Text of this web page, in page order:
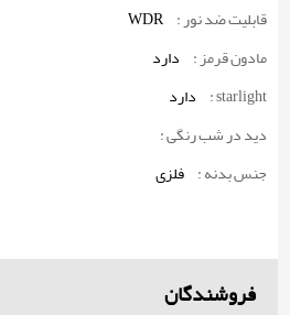
قابلیت ضد نور : WDR
مادون قرمز : دارد
starlight :
دارد
دید در شب رنگی :
جنس بدنه : فلزی
فروشندگان